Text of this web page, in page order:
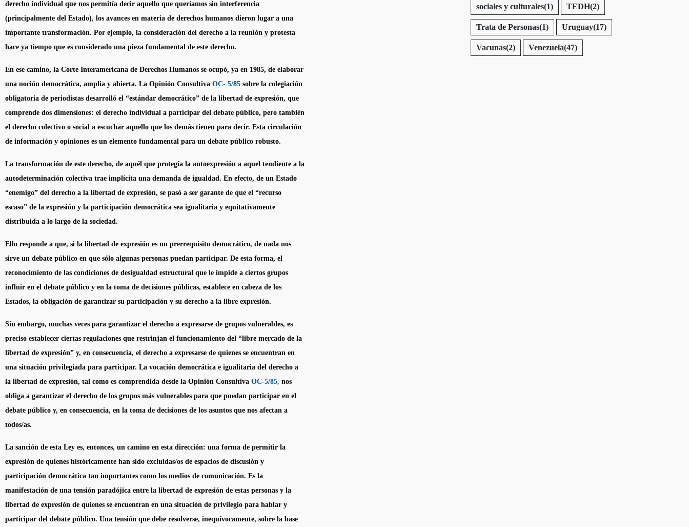
derecho individual que nos permitía decir aquello que queríamos sin interferencia
(principalmente del Estado), los avances en materia de derechos humanos dieron lugar a una
importante transformación. Por ejemplo, la consideración del derecho a la reunión y protesta
hace ya tiempo que es considerado una pieza fundamental de este derecho.
En ese camino, la Corte Interamericana de Derechos Humanos se ocupó, ya en 1985, de elaborar
una noción democrática, amplia y abierta. La Opinión Consultiva OC- 5/85 sobre la colegiación
obligatoria de periodistas desarrolló el “estándar democrático” de la libertad de expresión, que
comprende dos dimensiones: el derecho individual a participar del debate público, pero también
el derecho colectivo o social a escuchar aquello que los demás tienen para decir. Esta circulación
de información y opiniones es un elemento fundamental para un debate público robusto.
La transformación de este derecho, de aquél que protegía la autoexpresión a aquel tendiente a la
autodeterminación colectiva trae implícita una demanda de igualdad. En efecto, de un Estado
“enemigo” del derecho a la libertad de expresión, se pasó a ser garante de que el “recurso
escaso” de la expresión y la participación democrática sea igualitaria y equitativamente
distribuida a lo largo de la sociedad.
Ello responde a que, si la libertad de expresión es un prerrequisito democrático, de nada nos
sirve un debate público en que sólo algunas personas puedan participar. De esta forma, el
reconocimiento de las condiciones de desigualdad estructural que le impide a ciertos grupos
influir en el debate público y en la toma de decisiones públicas, establece en cabeza de los
Estados, la obligación de garantizar su participación y su derecho a la libre expresión.
Sin embargo, muchas veces para garantizar el derecho a expresarse de grupos vulnerables, es
preciso establecer ciertas regulaciones que restrinjan el funcionamiento del “libre mercado de la
libertad de expresión” y, en consecuencia, el derecho a expresarse de quienes se encuentran en
una situación privilegiada para participar. La vocación democrática e igualitaria del derecho a
la libertad de expresión, tal como es comprendida desde la Opinión Consultiva OC-5/85, nos
obliga a garantizar el derecho de los grupos más vulnerables para que puedan participar en el
debate público y, en consecuencia, en la toma de decisiones de los asuntos que nos afectan a
todos/as.
La sanción de esta Ley es, entonces, un camino en esta dirección: una forma de permitir la
expresión de quienes históricamente han sido excluidas/os de espacios de discusión y
participación democrática tan importantes como los medios de comunicación. Es la
manifestación de una tensión paradójica entre la libertad de expresión de estas personas y la
libertad de expresión de quienes se encuentran en una situación de privilegio para hablar y
participar del debate público. Una tensión que debe resolverse, inequívocamente, sobre la base
sociales y culturales(1) TEDH(2)
Trata de Personas(1) Uruguay(17)
Vacunas(2) Venezuela(47)